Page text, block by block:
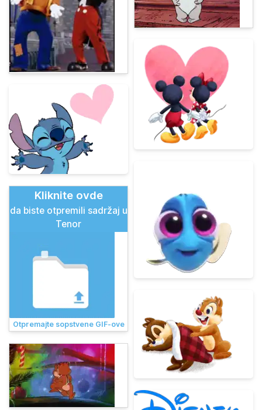
Kliknite ovde
da biste otpremili sadržaj u
Tenor
Otpremajte sopstvene GIF-ove